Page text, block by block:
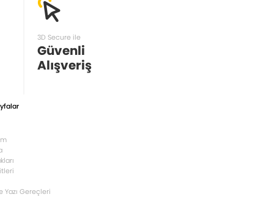
3D Secure ile
Güvenli
Alışveriş
Yazı Gereçleri